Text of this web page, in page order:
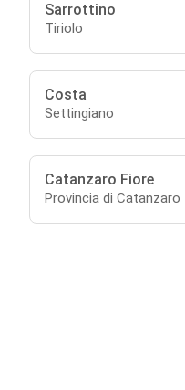
Sarrottino
Tiriolo
Costa
Settingiano
Catanzaro Fiore
Provincia di Catanzaro